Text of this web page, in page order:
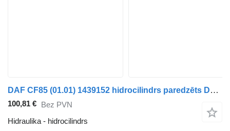
DAF CF85 (01.01) 1439152 hidrocilindrs paredzēts DAF LF45 LF55 LF180 CF65 CF75 CF85 (2001) vilcēja
100,81 € Bez PVN
Hidraulika - hidrocilindrs